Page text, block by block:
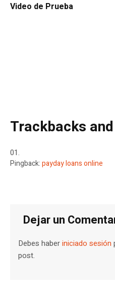
Video de Prueba
Trackbacks
Pingback:payday loans online
Dejar un
Debes haberiniciado sesión
post.